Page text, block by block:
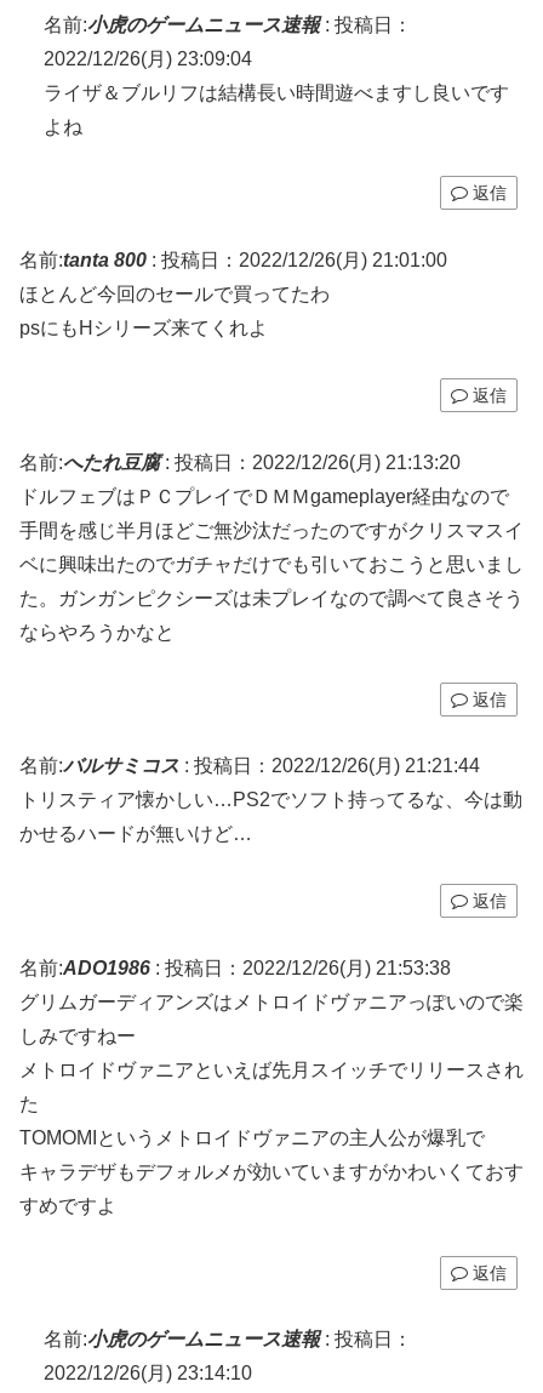
名前:小虎のゲームニュース速報: 投稿日：
2022/12/26(月) 23:09:04
ライザ＆ブルリフは結構長い時間遊べますし良いです
よね
返信
名前:tanta 800 : 投稿日：2022/12/26(月) 21:01:00
ほとんど今回のセールで買ってたわ
psにもHシリーズ来てくれよ
返信
名前:へたれ豆腐: 投稿日：2022/12/26(月) 21:13:20
ドルフェブはＰＣプレイでＤＭＭgameplayer経由なので
手間を感じ半月ほどご無沙汰だったのですがクリスマスイ
ベに興味出たのでガチャだけでも引いておこうと思いまし
た。ガンガンピクシーズは未プレイなので調べて良さそう
ならやろうかなと
返信
名前:バルサミコス : 投稿日：2022/12/26(月) 21:21:44
トリスティア懐かしい…PS2でソフト持ってるな、今は動
かせるハードが無いけど…
返信
名前:ADO1986 : 投稿日：2022/12/26(月) 21:53:38
グリムガーディアンズはメトロイドヴァニアっぽいので楽
しみですねー
メトロイドヴァニアといえば先月スイッチでリリースされ
た
TOMOMIというメトロイドヴァニアの主人公が爆乳で
キャラデザもデフォルメが効いていますがかわいくておす
すめですよ
返信
名前:小虎のゲームニュース速報: 投稿日：
2022/12/26(月) 23:14:10